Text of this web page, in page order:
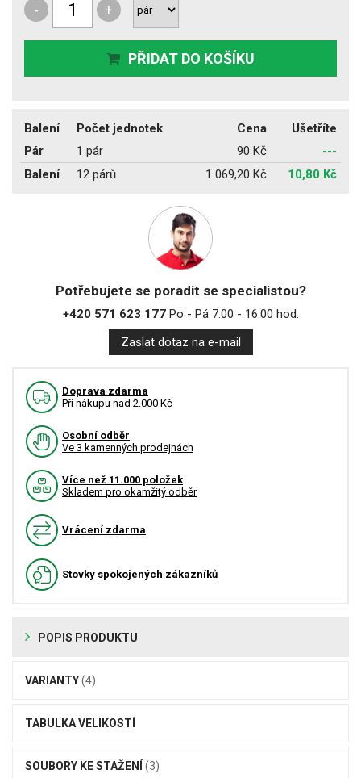
- +
PŘIDAT DO KOŠÍKU
Balení Počet jednotek Cena
Ušetříte
Pár
1 pár 90 Kč
---
Balení
12 párů 1 069,20 Kč 10,80 Kč
Potřebujete se poradit se specialistou?
+420 571 623 177Po - Pá 7:00 - 16:00 hod.
Zaslat dotaz na e-mail
Doprava zdarma
Pří nákupu nad 2.000 Kč
Osobní odběr
Ve 3 kamenných prodejnách
Více než 11.000 položek
Skladem pro okamžitý odběr
Vrácení zdarma
Stovky spokojených zákazníků
POPIS PRODUKTU
VARIANTY(4)
TABULKA VELIKOSTÍ
SOUBORY KE STAŽENÍ (3)